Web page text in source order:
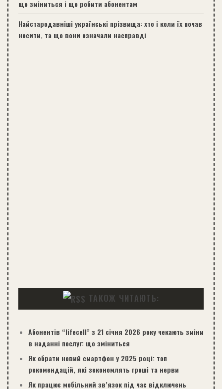
що зміниться і що робити абонентам
Найстародавніші українські прізвища: хто і коли їх почав
носити, та що вони означали насправді
ТАКОЖ ЧИТАЮТЬ:
Абонентів “lifecell” з 21 січня 2026 року чекають зміни
в наданні послуг: що зміниться
Як обрати новий смартфон у 2025 році: топ
рекомендацій, які зекономлять гроші та нерви
Як працює мобільний зв’язок під час відключень